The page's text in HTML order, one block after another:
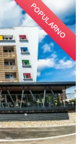
POPULARNO